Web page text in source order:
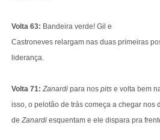
Volta 63: Bandeira verde! Gil e
Castroneves relargam nas duas primeiras
liderança.
Volta 71: Zanardipara nos pitse volta bem
isso, o pelotão de trás começa a chegar nos
de Zanardiesquentam e ele dispara pra